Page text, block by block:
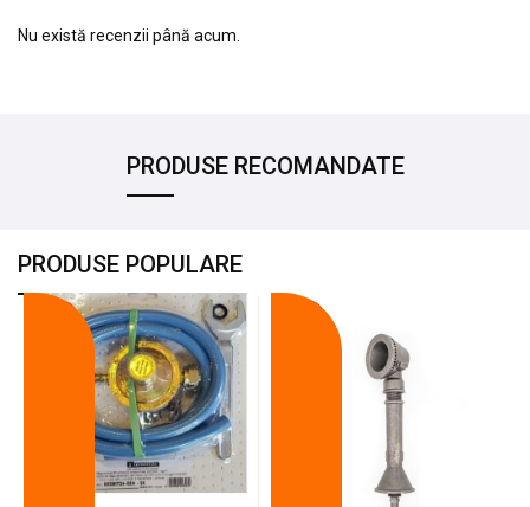
Nu există recenzii până acum.
PRODUSE RECOMANDATE
PRODUSE POPULARE